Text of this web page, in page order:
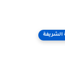
الشريفة